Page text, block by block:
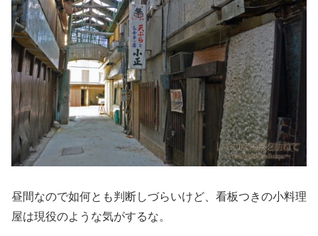
昼間なので如何とも判断しづらいけど、看板つきの小料理
屋は現役のような気がするな。